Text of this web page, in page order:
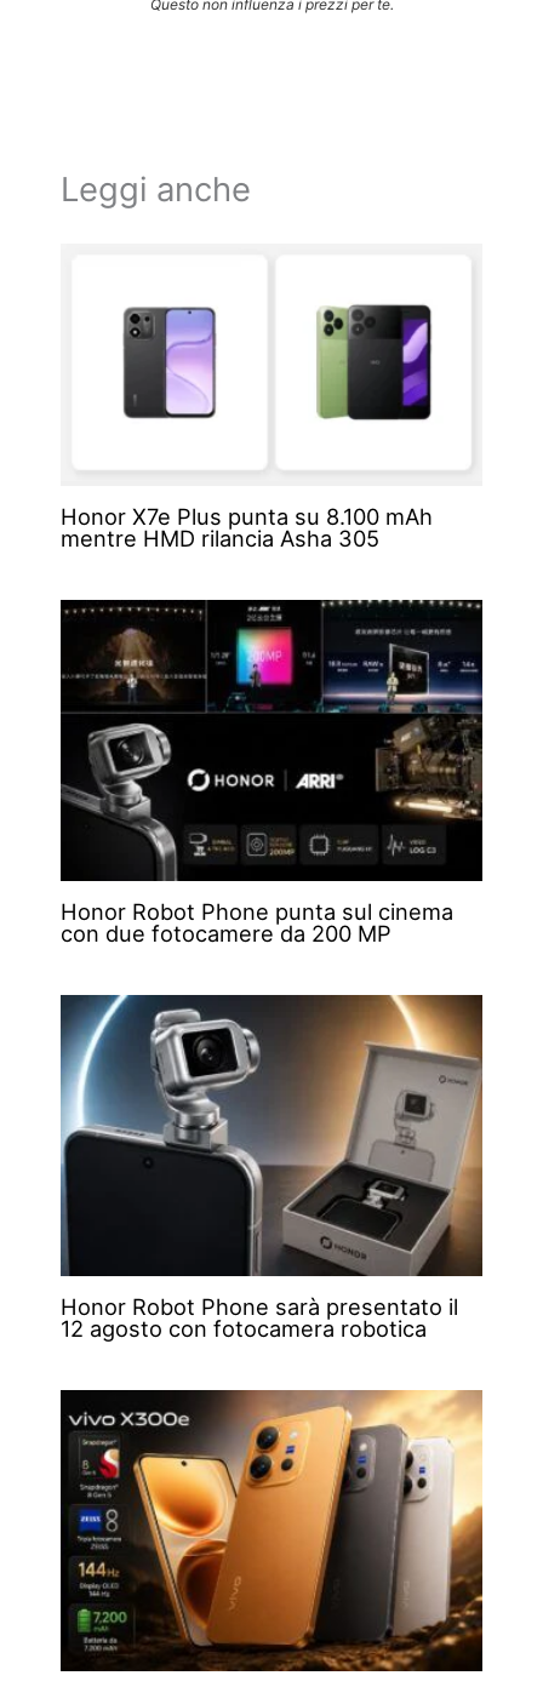
Questo non influenza i prezzi per te.
Leggi anche
Honor X7e Plus punta su 8.100 mAh
mentre HMD rilancia Asha 305
Honor Robot Phone punta sul cinema
con due fotocamere da 200 MP
Honor Robot Phone sarà presentato il
12 agosto con fotocamera robotica